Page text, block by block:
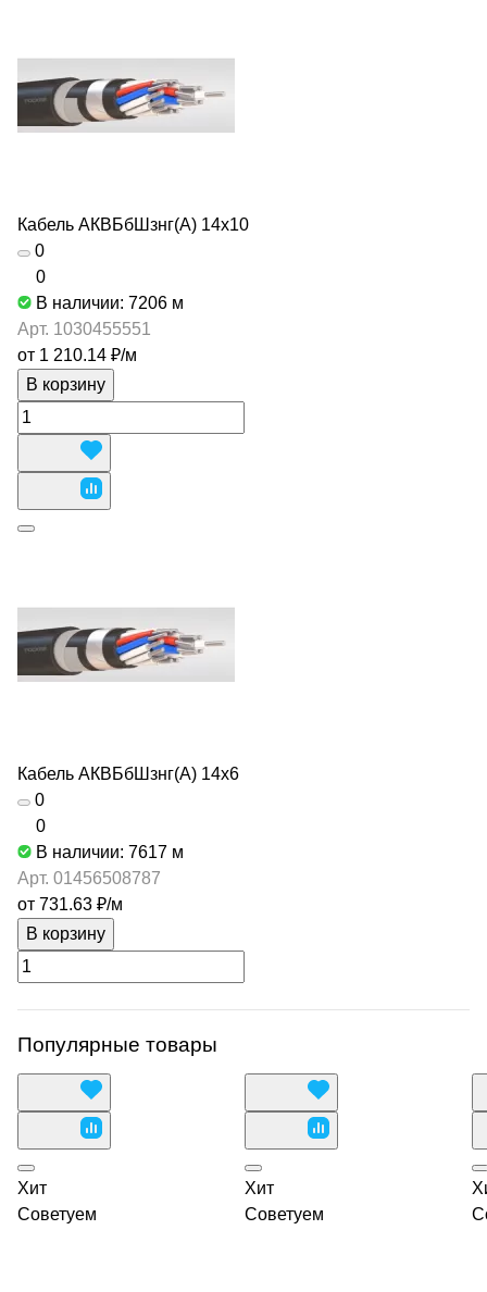
Кабель АКВБбШзнг(А) 14х10
0
0
В наличии: 7206 м
Арт. 1030455551
от 1 210.14 ₽/м
В корзину
Кабель АКВБбШзнг(А) 14х6
0
0
В наличии: 7617 м
Арт. 01456508787
от 731.63 ₽/м
В корзину
Популярные товары
Хит
Советуем
Хит
Советуем